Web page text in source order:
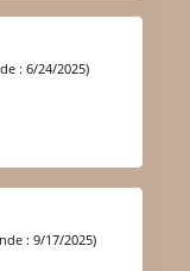
: 6/24/2025)
: 9/17/2025)